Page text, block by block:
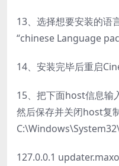
13、选择想要安装的语
“chinese Language
14、安装完毕后重启
15、把下面host信息输
然后保存并关闭host复
127.0.0.1